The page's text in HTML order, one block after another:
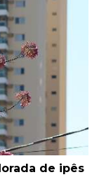
de ipês